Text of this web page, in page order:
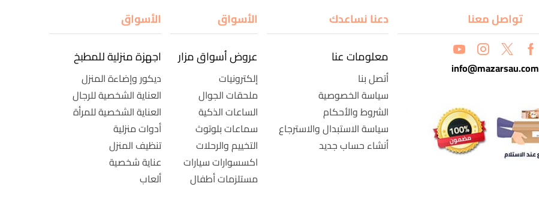
تواصل معنا
info@mazarsau.com
دعنا نساعدك
معلومات عنا
أتصل بنا
سياسة الخصوصية
الشروط والأحكام
سياسة الاستبدال والاسترجاع
أنشاء حساب جديد
الأسواق
عروض أسواق مزار
إلكترونيات
ملحقات الجوال
الساعات الذكية
سماعات بلوتوث
التخييم والرحلات
اكسسوارات سيارات
مستلزمات أطفال
الأسواق
اجهزة منزلية للمطبخ
ديكور وإضاءة المنزل
العناية الشخصية للرجال
العناية الشخصية للمرأة
أدوات منزلية
تنظيف المنزل
عناية شخصية
ألعاب